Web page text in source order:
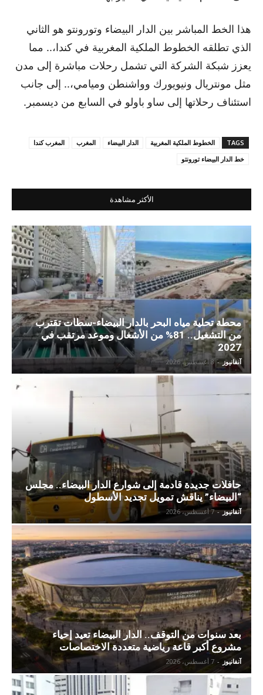
هذا الخط المباشر بين الدار البيضاء وتورونتو هو الثاني
الذي تطلقه الخطوط الملكية المغربية في كندا،.. مما
يعزز شبكة الشركة التي تشمل رحلات مباشرة إلى مدن
مثل مونتريال ونيويورك وواشنطن وميامي،.. إلى جانب
استئناف رحلاتها إلى ساو باولو في السابع من ديسمبر.
TAGS الخطوط الملكية المغربية الدار البيضاء المغرب
المغرب كندا
خط الدار البيضاء تورونتو
الأكثر مشاهدة
محطة تحلية مياه البحر بالدار البيضاء-سطات تقترب
من التشغيل.. 81% من الأشغال وموعد مرتقب في
2027
آنفانيوز - 8 أغسطس، 2026
حافلات جديدة قادمة إلى شوارع الدار البيضاء.. مجلس
“البيضاء” يناقش تمويل تجديد الأسطول
آنفانيوز - 7 أغسطس، 2026
بعد سنوات من التوقف.. الدار البيضاء تعيد إحياء
مشروع أكبر قاعة رياضية متعددة الاختصاصات
آنفانيوز - 7 أغسطس، 2026